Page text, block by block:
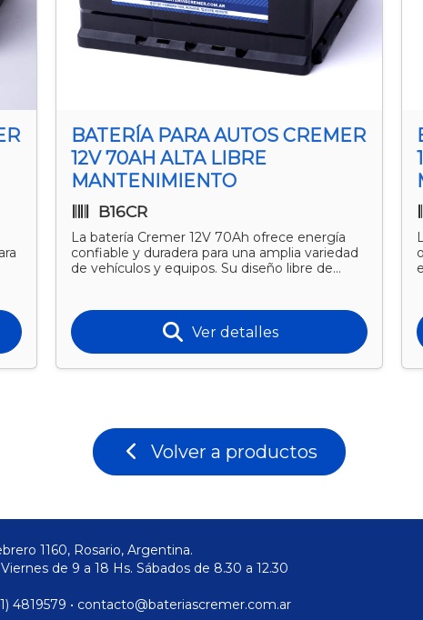
BATERÍA PARA AUTOS CREMER
12V 70AH ALTA LIBRE
MANTENIMIENTO
B16CR
La batería Cremer 12V 70Ah ofrece energía
confiable y duradera para una amplia variedad
de vehículos y equipos. Su diseño libre de
Ver detalles
Volver a productos
1160, Rosario, Argentina.
de 9 a 18 Hs. Sábados de 8.30 a 12.30
4819579 • contacto@bateriascremer.com.ar